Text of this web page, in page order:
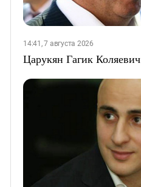
14:41, 7 августа 2026
Царукян Гагик Коляевич